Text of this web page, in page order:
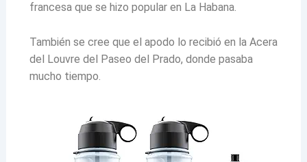
francesa que se hizo popular en La Habana.
También se cree que el apodo lo recibió en la Acera
del Louvre del Paseo del Prado, donde pasaba
mucho tiempo.